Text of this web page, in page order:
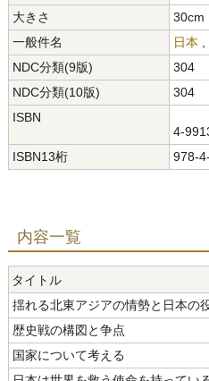
大きさ
30cm
一般件名
日本
NDC分類(9版)
304
NDC分類(10版)
304
ISBN
4-
ISBN13桁
978-
内容一覧
タイトル
揺れる北東アジアの情勢と日本の
歴史戦の構図と争点
国家について考える